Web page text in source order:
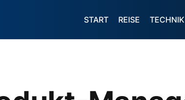
START REISE TECHNIK